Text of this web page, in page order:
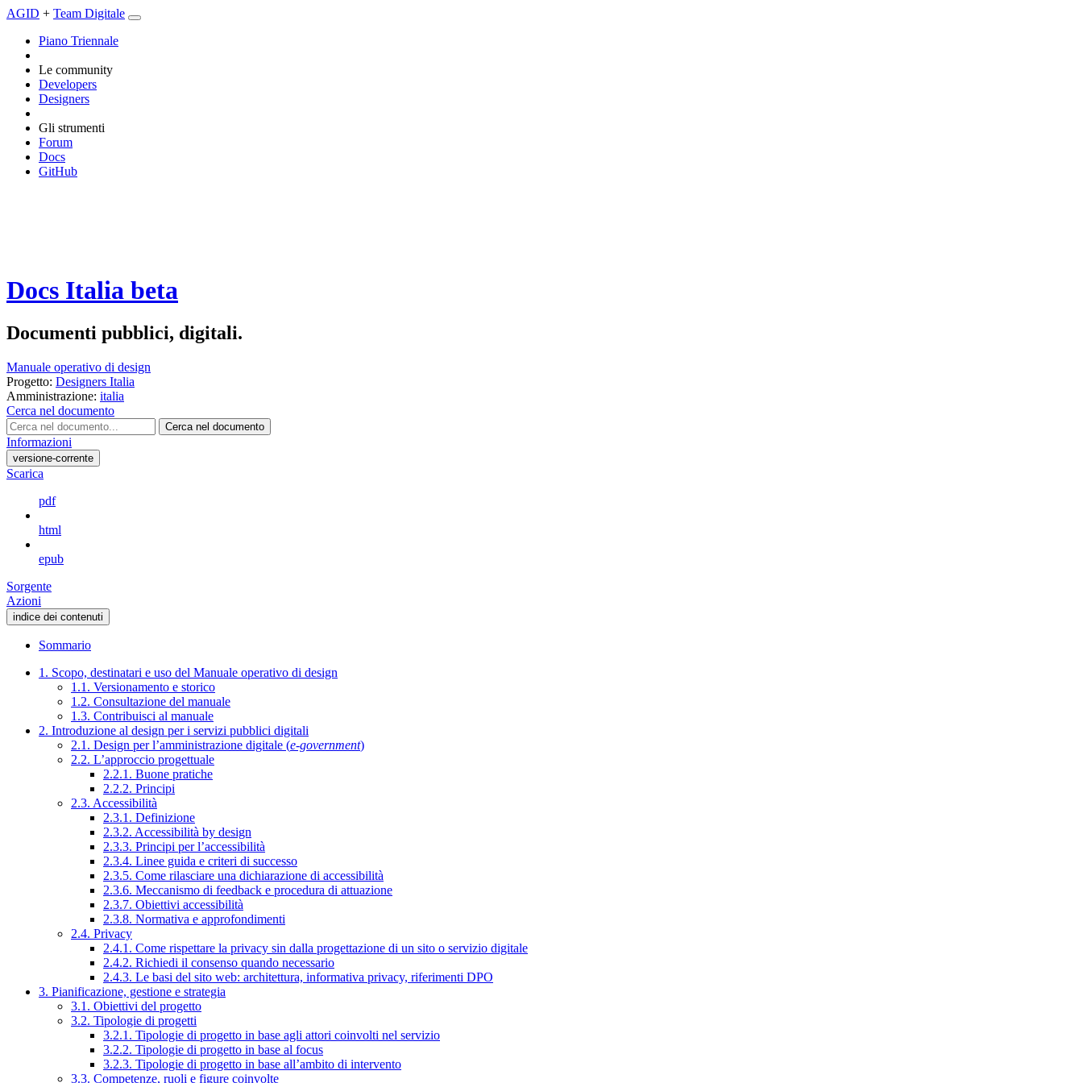
AGID + Team Digitale
Piano Triennale
Le community
Developers
Designers
Gli strumenti
Forum
Docs
GitHub
Docs Italia beta
Documenti pubblici, digitali.
Manuale operativo di design
Progetto: Designers Italia
Amministrazione: italia
Cerca nel documento
Cerca nel documento
Informazioni
versione-corrente
Scarica
pdf
html
epub
Sorgente
Azioni
indice dei contenuti
Sommario
1. Scopo, destinatari e uso del Manuale operativo di design
1.1. Versionamento e storico
1.2. Consultazione del manuale
1.3. Contribuisci al manuale
2. Introduzione al design per i servizi pubblici digitali
2.1. Design per l’amministrazione digitale (e-government)
2.2. L’approccio progettuale
2.2.1. Buone pratiche
2.2.2. Principi
2.3. Accessibilità
2.3.1. Definizione
2.3.2. Accessibilità by design
2.3.3. Principi per l’accessibilità
2.3.4. Linee guida e criteri di successo
2.3.5. Come rilasciare una dichiarazione di accessibilità
2.3.6. Meccanismo di feedback e procedura di attuazione
2.3.7. Obiettivi accessibilità
2.3.8. Normativa e approfondimenti
2.4. Privacy
2.4.1. Come rispettare la privacy sin dalla progettazione di un sito o servizio digitale
2.4.2. Richiedi il consenso quando necessario
2.4.3. Le basi del sito web: architettura, informativa privacy, riferimenti DPO
3. Pianificazione, gestione e strategia
3.1. Obiettivi del progetto
3.2. Tipologie di progetti
3.2.1. Tipologie di progetto in base agli attori coinvolti nel servizio
3.2.2. Tipologie di progetto in base al focus
3.2.3. Tipologie di progetto in base all’ambito di intervento
3.3. Competenze, ruoli e figure coinvolte